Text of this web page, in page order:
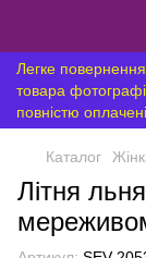
Легке повернення
товара
повністю
Каталог
Літня